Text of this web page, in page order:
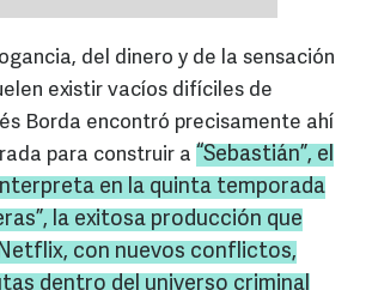
del dinero y de la sensación
existir vacíos difíciles de
Borda encontró precisamente ahí
para construir a
“Sebastián”, el
en la quinta temporada
la exitosa producción que
con nuevos conflictos,
dentro del universo criminal